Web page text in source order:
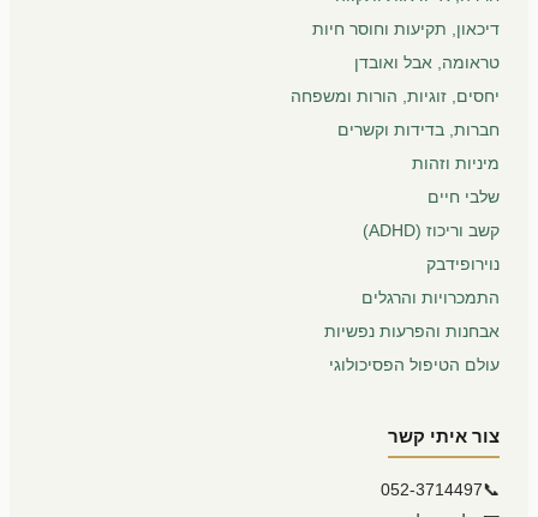
דיכאון, תקיעות וחוסר חיות
טראומה, אבל ואובדן
יחסים, זוגיות, הורות ומשפחה
חברות, בדידות וקשרים
מיניות וזהות
שלבי חיים
קשב וריכוז (ADHD)
נוירופידבק
התמכרויות והרגלים
אבחנות והפרעות נפשיות
עולם הטיפול הפסיכולוגי
צור איתי קשר
📞
052-3714497